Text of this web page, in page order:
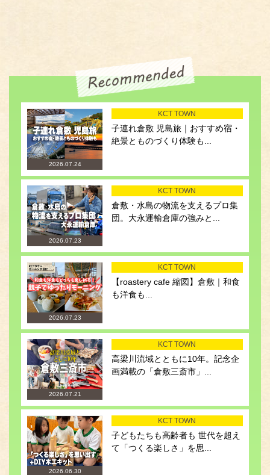
2026.07.24
KCT TOWN
子連れ倉敷 児島旅｜おすすめ宿・
絶景とものづくり体験も...
2026.07.23
KCT TOWN
倉敷・水島の物流を支えるプロ集
団。大永運輸倉庫の強みと...
2026.07.23
KCT TOWN
【roastery cafe 縮図】倉敷｜和食
も洋食も...
2026.07.21
KCT TOWN
高梁川流域とともに10年。記念企
画満載の「倉敷三斎市」...
2026.06.30
KCT TOWN
子どもたちも高齢者も 世代を超え
て「つくる楽しさ」を思...